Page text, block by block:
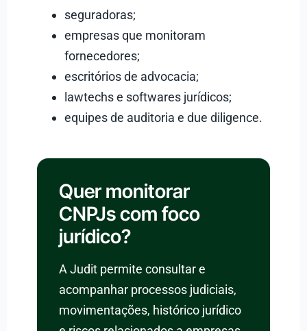
seguradoras;
empresas que monitoram
fornecedores;
escritórios de advocacia;
lawtechs e softwares jurídicos;
equipes de auditoria e due diligence.
Quer monitorar
CNPJs com foco
jurídico?
A Judit permite consultar e
acompanhar processos judiciais,
movimentações, histórico jurídico